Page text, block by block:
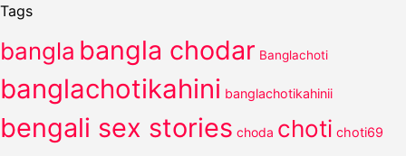
Tags
bangla bangla chodar Banglachoti
banglachotikahini banglachotikahinii
bengali sex stories choda choti choti69